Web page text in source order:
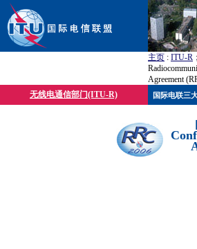
主页 : ITU-R
Agreement
无线电通信部门(ITU-R)
国际电联三